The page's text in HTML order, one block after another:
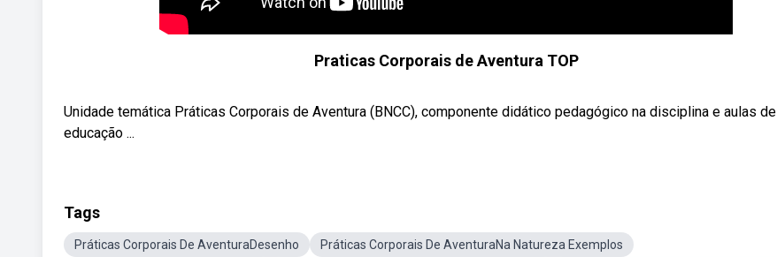
Praticas Corporais de Aventura TOP
Unidade temática Práticas Corporais de Aventura (BNCC), componente didático pedagógico na disciplina e aulas de
educação ...
Tags
Práticas Corporais De AventuraDesenho
Práticas Corporais De AventuraNa Natureza Exemplos